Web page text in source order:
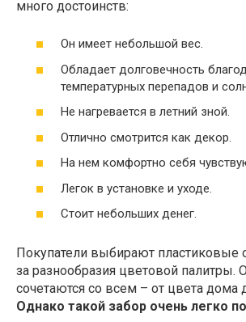
много достоинств:
Он имеет небольшой вес.
Обладает долговечность
температурных перепадов и
Не нагревается в летний зной.
Отлично смотрится как декор.
На нем комфортно себя
Легок в установке и уходе.
Стоит небольших денег.
Покупатели выбирают пластиковые
за разнообразия цветовой палитры.
сочетаются со всем – от цвета дома
Однако такой забор очень легко